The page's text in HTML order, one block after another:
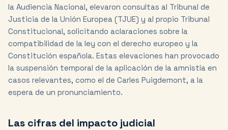
la Audiencia Nacional, elevaron consultas al Tribunal de
Justicia de la Unión Europea (TJUE) y al propio Tribunal
Constitucional, solicitando aclaraciones sobre la
compatibilidad de la ley con el derecho europeo y la
Constitución española. Estas elevaciones han provocado
la suspensión temporal de la aplicación de la amnistía en
casos relevantes, como el de Carles Puigdemont, a la
espera de un pronunciamiento.
Las cifras del impacto judicial